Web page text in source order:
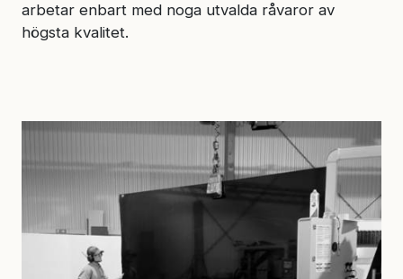
arbetar enbart med noga utvalda råvaror av
högsta kvalitet.